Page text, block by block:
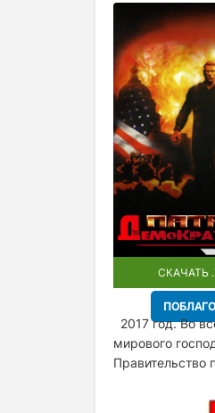
СКАЧАТЬ
2017 год. Во
мирового
Правительство